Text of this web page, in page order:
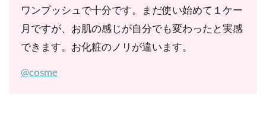
ワンプッシュで十分です。まだ使い始めて１ケー
月ですが、お肌の感じが自分でも変わったと実感
できます。お化粧のノリが違います。
@cosme